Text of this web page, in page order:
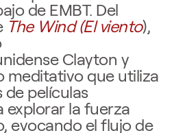
de EMBT. Del
The Wind (El viento),
Clayton y
meditativo que utiliza
películas
explorar la fuerza
evocando el flujo de